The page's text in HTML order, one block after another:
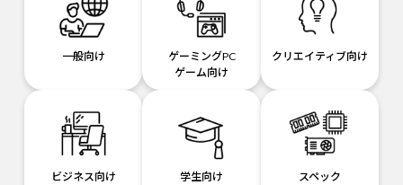
一般向け
ゲーミングPC
ゲーム向け
クリエイティブ向け
ビジネス向け 学生向け
スペック